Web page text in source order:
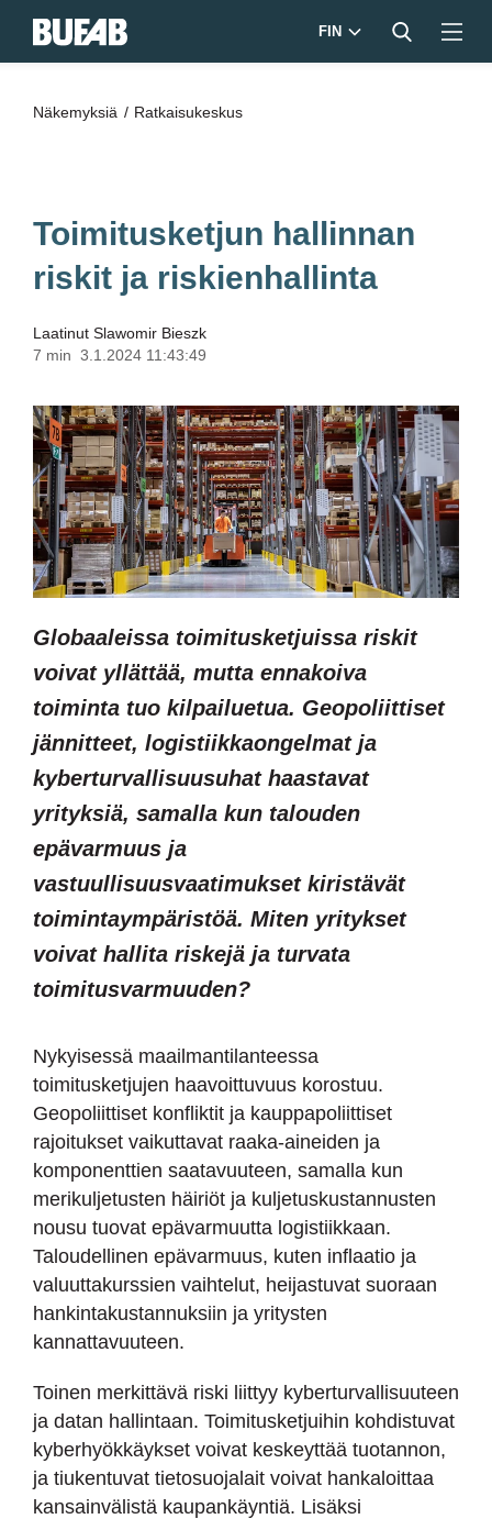
FIN
Näkemyksiä Ratkaisukeskus
Toimitusketjun hallinnan
riskit ja riskienhallinta
Laatinut Slawomir Bieszk
7 min 3.1.2024 11:43:49
Globaaleissa toimitusketjuissa riskit
voivat yllättää, mutta ennakoiva
toiminta tuo kilpailuetua. Geopoliittiset
jännitteet, logistiikkaongelmat ja
kyberturvallisuusuhat haastavat
yrityksiä, samalla kun talouden
epävarmuus ja
vastuullisuusvaatimukset kiristävät
toimintaympäristöä. Miten yritykset
voivat hallita riskejä ja turvata
toimitusvarmuuden?
Nykyisessä maailmantilanteessa
toimitusketjujen haavoittuvuus korostuu.
Geopoliittiset konfliktit ja kauppapoliittiset
rajoitukset vaikuttavat raaka-aineiden ja
komponenttien saatavuuteen, samalla kun
merikuljetusten häiriöt ja kuljetuskustannusten
nousu tuovat epävarmuutta logistiikkaan.
Taloudellinen epävarmuus, kuten inflaatio ja
valuuttakurssien vaihtelut, heijastuvat suoraan
hankintakustannuksiin ja yritysten
kannattavuuteen.
Toinen merkittävä riski liittyy kyberturvallisuuteen
ja datan hallintaan. Toimitusketjuihin kohdistuvat
kyberhyökkäykset voivat keskeyttää tuotannon,
ja tiukentuvat tietosuojalait voivat hankaloittaa
kansainvälistä kaupankäyntiä. Lisäksi